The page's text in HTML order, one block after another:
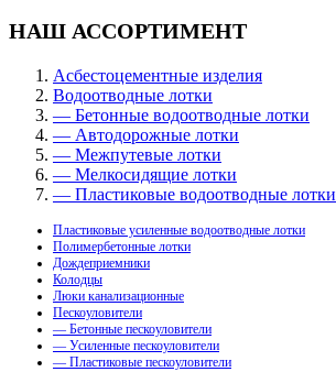
НАШ АССОРТИМЕНТ
Асбестоцементные изделия
Водоотводные лотки
— Бетонные водоотводные лотки
— Автодорожные лотки
— Межпутевые лотки
— Мелкосидящие лотки
— Пластиковые водоотводные лотки
Пластиковые усиленные водоотводные лотки
Полимербетонные лотки
Дождеприемники
Колодцы
Люки канализационные
Пескоуловители
— Бетонные пескоуловители
— Усиленные пескоуловители
— Пластиковые пескоуловители